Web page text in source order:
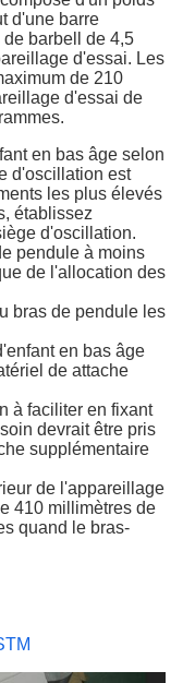
d'une barre
de barbell de 4,5
d'essai. Les
de 210
d'essai de
en bas âge selon
d'oscillation est
les plus élevés
établissez
d'oscillation.
pendule à moins
de l'allocation des
bras de pendule les
en bas âge
de attache
à faciliter en fixant
devrait être pris
supplémentaire
de l'appareillage
410 millimètres de
quand le bras-